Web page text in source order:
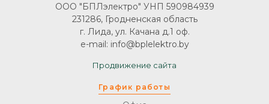
График работы
ООО "БПЛэлектро" УНП 590984939
231286, Гродненская область
г. Лида, ул. Качана д.1 оф.
e-mail: info@bplelektro.by
Продвижение сайта